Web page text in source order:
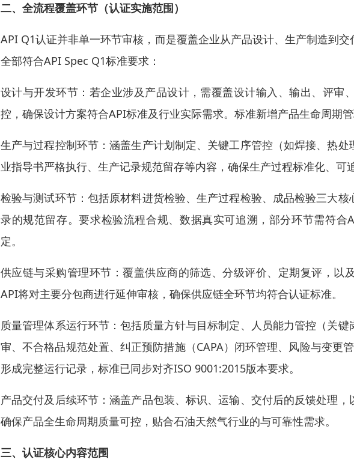
二、全流程覆盖环节（认证实施范围）
API Q1认证并非单一环节审核，而是覆盖企业从产品设计、生产制造到
全部符合API Spec Q1标准要求：
设计与开发环节：若企业涉及产品设计，需覆盖设计输入、输出、评审
控，确保设计方案符合API标准及行业实际需求。标准新增产品生命周期
生产与过程控制环节：涵盖生产计划制定、关键工序管控（如焊接、热
业指导书严格执行、生产记录规范留存等内容，确保生产过程标准化、可追
检验与测试环节：包括原材料进货检验、生产过程检验、成品检验三大
录的规范留存。要求检验流程合规、数据真实可追溯，部分环节需符
定。
供应链与采购管理环节：覆盖供应商的筛选、分级评价、定期复评，以
API将对主要分包商进行延伸审核，确保供应链全环节均符合认证标准。
质量管理体系运行环节：包括质量方针与目标制定、人员能力管控（关
审、不合格品规范处置、纠正预防措施（CAPA）闭环管理、风险与变更
形成完整运行记录，标准已同步对齐ISO 9001:2015版本要求。
产品交付及后续环节：涵盖产品包装、标识、运输、交付后的反馈处理
确保产品全生命周期质量可控，贴合石油天然气行业的与可靠性需求。
三、认证核心内容范围